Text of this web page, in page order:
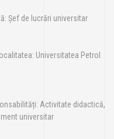
Șef de lucrări universitar
Universitatea Petrol
Activitate didactică,
universitar